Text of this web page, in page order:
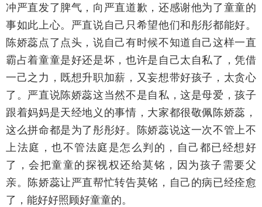
冲严直发了脾气，向严直道歉，还感谢他为了童童的
事如此上心。严直说自己只希望他们和彤彤都能好。
陈娇蕊点了点头，说自己有时候不知道自己这样一直
霸占着童童是好还是坏，也许是自己太自私了，凭借
一己之力，既想升职加薪，又妄想带好孩子，太贪心
了。严直说陈娇蕊这当然不是自私，这是母爱，孩子
跟着妈妈是天经地义的事情，大家都很敬佩陈娇蕊，
这么拼命都是为了彤彤好。陈娇蕊说这一次不管上不
上法庭，也不管法庭是怎么判的，自己都已经想好
了，会把童童的探视权还给莫铭，因为孩子需要父
亲。陈娇蕊让严直帮忙转告莫铭，自己的病已经痊愈
了，能好好照顾好童童的。